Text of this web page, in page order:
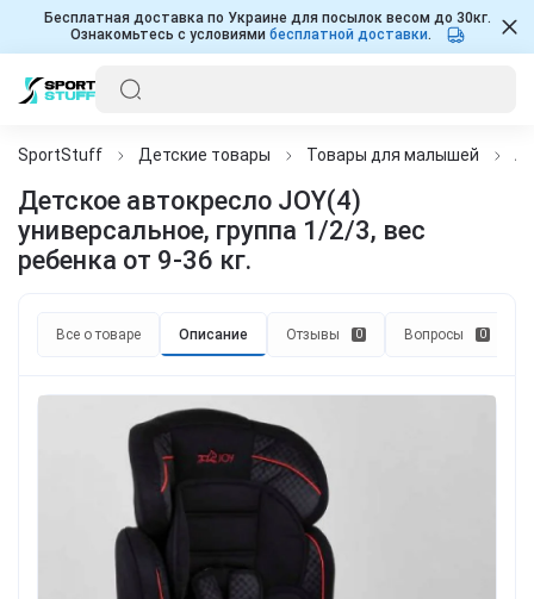
Бесплатная доставка по Украине для посылок весом до 30кг.
Ознакомьтесь с условиями бесплатной доставки.
SportStuff Детские товары Товары для малышей
Детское автокресло JOY(4)
универсальное, группа 1/2/3, вес
ребенка от 9-36 кг.
Все о товаре Описание Отзывы 0 Вопросы 0